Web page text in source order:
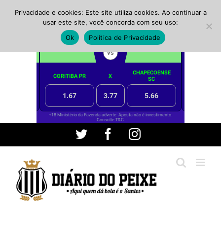
conteúdo
Twitter FacebookInstagram
Privacidade e cookies: Este site utiliza cookies. Ao continuar a
usar este site, você concorda com seu uso:
Ok
Política de Privacidade